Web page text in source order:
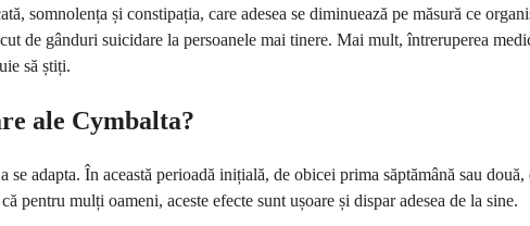
somnolența și constipația, care adesea se diminuează pe măsură ce
de gânduri suicidare la persoanele mai tinere. Mai mult, întreruperea
să știți.
ale Cymbalta?
adapta. În această perioadă inițială, de obicei prima săptămână sau
pentru mulți oameni, aceste efecte sunt ușoare și dispar adesea de la sine.